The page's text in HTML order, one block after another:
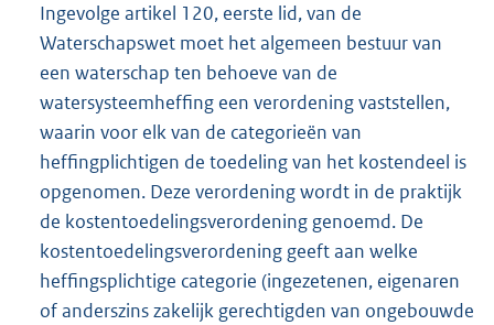
Ingevolge artikel 120, eerste lid, van de
Waterschapswet moet het algemeen bestuur van
een waterschap ten behoeve van de
watersysteemheffing een verordening vaststellen,
waarin voor elk van de categorieën van
heffingplichtigen de toedeling van het kostendeel is
opgenomen. Deze verordening wordt in de praktijk
de kostentoedelingsverordening genoemd. De
kostentoedelingsverordening geeft aan welke
heffingsplichtige categorie (ingezetenen, eigenaren
of anderszins zakelijk gerechtigden van ongebouwde